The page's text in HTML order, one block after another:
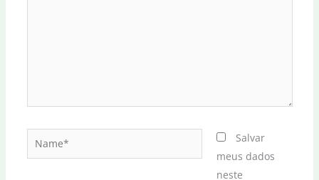
Salvar
meus dados
neste